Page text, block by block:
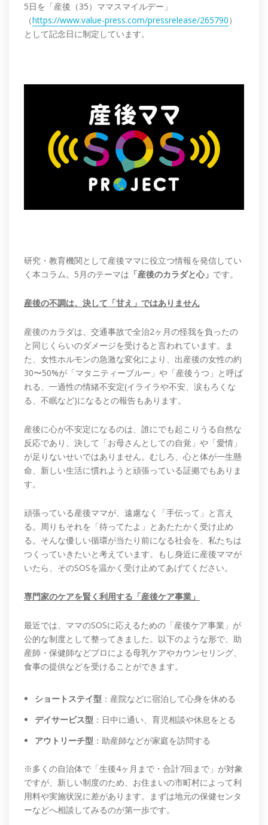
5日を「産後（35）ママスマイルデー」
（https://www.value-press.com/pressrelease/265790）
として記念日に制定しています。
研究・教育機関として産後ママに役立つ情報を発信してい
く本コラム。5月のテーマは 「産後のカラダと心」 です。
産後の不調は、決して「甘え」ではありません
産後のカラダは、交通事故で全治2ヶ月の怪我を負ったの
と同じくらいのダメージを受けると言われています。ま
た、女性ホルモンの急激な変化により、出産後の女性の約
30〜50%が「マタニティーブルー」や「産後うつ」と呼ば
れる、一過性の情緒不安定(イライラや不安、涙もろくな
る、不眠など)になるとの報告もあります。
産後に心が不安定になるのは、誰にでも起こりうる自然な
反応であり、決して「お母さんとしての自覚」や「愛情」
が足りないせいではありません。むしろ、心と体が一生懸
命、新しい生活に慣れようと頑張っている証拠でもありま
す。
頑張っている産後ママが、遠慮なく「手伝って」と言え
る。周りもそれを「待ってたよ」とあたたかく受け止め
る。そんな優しい循環が当たり前になる社会を、私たちは
つくっていきたいと考えています。もし身近に産後ママが
いたら、そのSOSを温かく受け止めてあげてください。
専門家のケアを賢く利用する「産後ケア事業」
最近では、ママのSOSに応えるための「産後ケア事業」が
公的な制度として整ってきました。以下のような形で、助
産師・保健師などプロによる母乳ケアやカウンセリング、
食事の提供などを受けることができます。
ショートステイ型 ：産院などに宿泊して心身を休める
デイサービス型 ：日中に通い、育児相談や休息をとる
アウトリーチ型 ：助産師などが家庭を訪問する
※多くの自治体で「生後4ヶ月まで・合計7回まで」が対象
ですが、新しい制度のため、お住まいの市町村によって利
用料や実施状況に差があります。まずは地元の保健センタ
ーなどへ相談してみるのが第一歩です。